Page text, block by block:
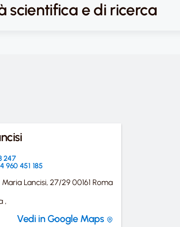
scientifica e di ricerca
247
960 451 185
Lancisi, 27/29 00161 Roma
,
Vedi in Google Maps